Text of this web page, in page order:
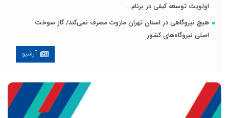
اولویت توسعه کیفی در برنام...
هیچ نیروگاهی در استان تهران مازوت مصرف نمی‌کند/ گاز سوخت
اصلی نیروگاه‌های کشور
آرشیو